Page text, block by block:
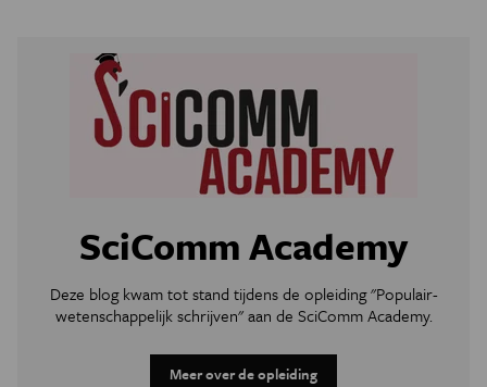
SciComm Academy
Deze blog kwam tot stand tijdens de opleiding "Populair-
wetenschappelijk schrijven" aan de SciComm Academy.
Meer over de opleiding